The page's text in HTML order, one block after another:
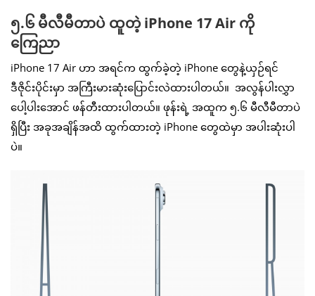
၅.၆ မီလီမီတာပဲ ထူတဲ့ iPhone 17 Air ကို
ကြေညာ
iPhone 17 Air ဟာ အရင်က ထွက်ခဲ့တဲ့ iPhone တွေနဲ့ယှဉ်ရင်
ဒီဇိုင်းပိုင်းမှာ အကြီးမားဆုံးပြောင်းလဲထားပါတယ်။ အလွန်ပါးလွှာ
ပေါ့ပါးအောင် ဖန်တီးထားပါတယ်။ ဖုန်းရဲ့ အထူက ၅.၆ မီလီမီတာပဲ
ရှိပြီး အခုအချိန်အထိ ထွက်ထားတဲ့ iPhone တွေထဲမှာ အပါးဆုံးပါ
ပဲ။